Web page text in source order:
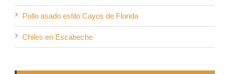
Pollo asado estilo Cayos de Florida
Chiles en Escabeche